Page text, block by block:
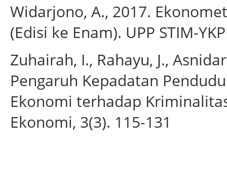
Widarjono, A., 2017.
(Edisi ke Enam). UPP STIM-
Zuhairah, I., Rahayu, J.,
Pengaruh Kepadatan
Ekonomi terhadap
Ekonomi, 3(3). 115-131